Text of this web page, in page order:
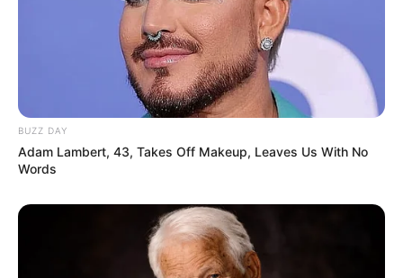
BUZZ DAY
Adam Lambert, 43, Takes Off Makeup, Leaves Us With No
Words